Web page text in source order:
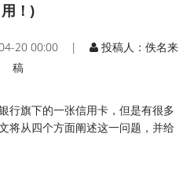
用！)
20 00:00 |
投稿人：佚名来
稿
行旗下的一张信用卡，但是有很多
将从四个方面阐述这一问题，并给